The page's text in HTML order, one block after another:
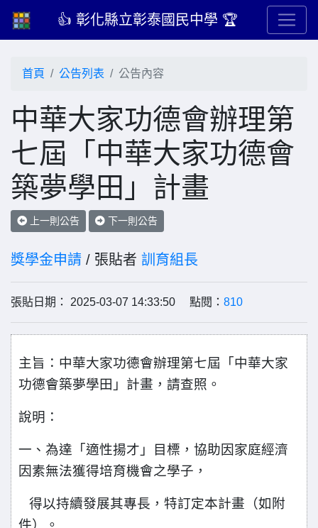
👍 彰化縣立彰泰國民中學 🏆
首頁 公告列表 公告內容
中華大家功德會辦理第
七屆「中華大家功德會
築夢學田」計畫
上一則公告 下一則公告
獎學金申請 / 張貼者 訓育組長
張貼日期： 2025-03-07 14:33:50 點閱： 810
主旨：中華大家功德會辦理第七屆「中華大家
功德會築夢學田」計畫，請查照。
說明：
一、為達「適性揚才」目標，協助因家庭經濟
因素無法獲得培育機會之學子，
得以持續發展其專長，特訂定本計畫（如附
件）。